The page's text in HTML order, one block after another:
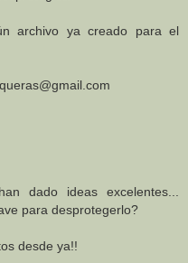
archivo ya creado para el
dado ideas excelentes...
para desprotegerlo?
desde ya!!